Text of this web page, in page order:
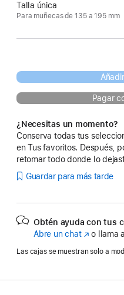
Talla única
Para muñecas de 135 a 195 mm
Pagar
¿Necesitas un momento?
Conserva todas tus
en Tus favoritos. Después,
retomar todo donde lo
Guardar para más tarde
Obtén ayuda con tus
Abre un chat(Se
abre
ventana
o llama
Las cajas se muestran solo a